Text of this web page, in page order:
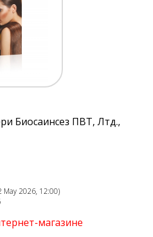
Биосаинсез ПВТ, Лтд.,
2026, 12:00)
магазине